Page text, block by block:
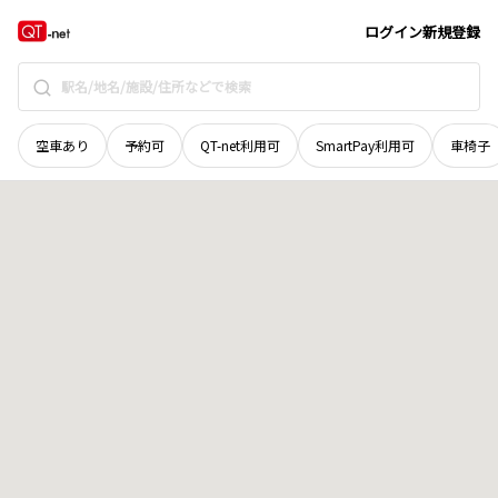
ログイン新規登録
空車あり 予約可 QT-net利用可 SmartPay利用可 車椅子
愛媛県